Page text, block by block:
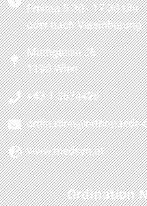
Freitag 8:30 - 17:30 Uhr
oder nach Vereinbarung
Muthgasse 26
1190 Wien
+43 1 3674426
ordination@orthopaede-
www.medsyn.at
Ordination